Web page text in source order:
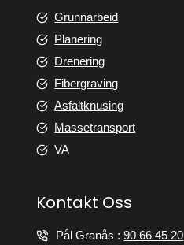
Grunnarbeid
Planering
Drenering
Fibergraving
Asfaltknusing
Massetransport
VA
Kontakt Oss
Pål Granås :90 66 45 20